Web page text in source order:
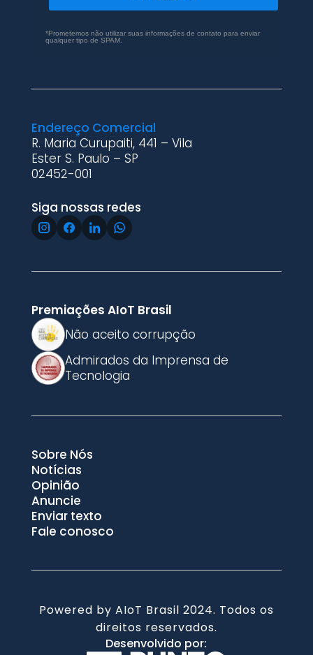
*Prometemos não utilizar suas informações de contato para enviar
qualquer tipo de SPAM.
Endereço Comercial
R. Maria Curupaiti, 441 – Vila
Ester S. Paulo – SP
02452-001
Siga nossas redes
Premiações AIoT Brasil
Não aceito corrupção
Admirados da Imprensa de
Tecnologia
Sobre Nós
Notícias
Opinião
Anuncie
Enviar texto
Fale conosco
Powered by AIoT Brasil 2024. Todos os
direitos reservados.
Desenvolvido por: